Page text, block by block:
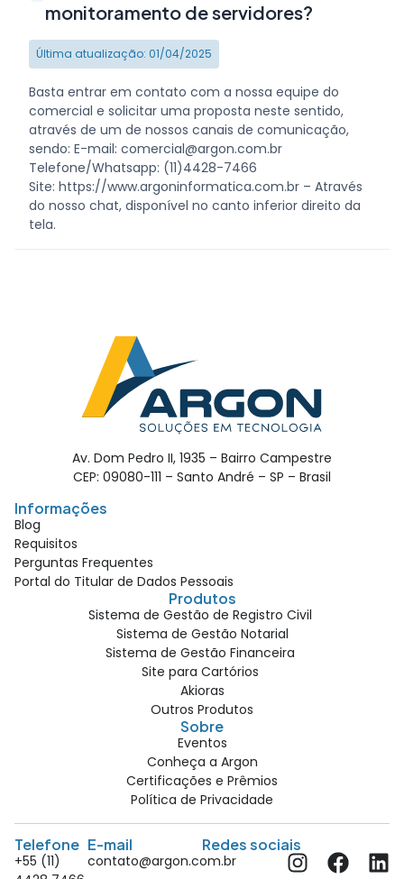
monitoramento de servidores?
Última atualização: 01/04/2025
Basta entrar em contato com a nossa equipe do
comercial e solicitar uma proposta neste sentido,
através de um de nossos canais de comunicação,
sendo: E-mail: comercial@argon.com.br
Telefone/Whatsapp: (11)4428-7466
Site: https://www.argoninformatica.com.br – Através
do nosso chat, disponível no canto inferior direito da
tela.
Av. Dom Pedro II, 1935 – Bairro Campestre
CEP: 09080-111 – Santo André – SP – Brasil
Informações
Blog
Requisitos
Perguntas Frequentes
Portal do Titular de Dados Pessoais
Produtos
Sistema de Gestão de Registro Civil
Sistema de Gestão Notarial
Sistema de Gestão Financeira
Site para Cartórios
Akioras
Outros Produtos
Sobre
Eventos
Conheça a Argon
Certificações e Prêmios
Política de Privacidade
Telefone
+55 (11)
E-mail
contato@argon.com.br
Redes sociais